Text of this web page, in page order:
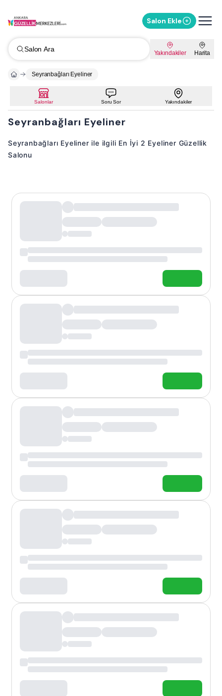
Salon Ekle
Salon Ara Yakındakiler Harita
Seyranbağları Eyeliner
Salonlar Soru Sor Yakındakiler
Seyranbağları Eyeliner
Seyranbağları Eyeliner ile ilgili En İyi 2 Eyeliner Güzellik
Salonu